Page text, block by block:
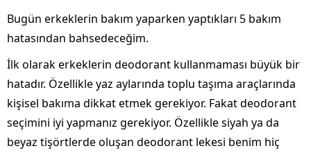
Bugün erkeklerin bakım yaparken yaptıkları 5 bakım
hatasından bahsedeceğim.
İlk olarak erkeklerin deodorant kullanmaması büyük bir
hatadır. Özellikle yaz aylarında toplu taşıma araçlarında
kişisel bakıma dikkat etmek gerekiyor. Fakat deodorant
seçimini iyi yapmanız gerekiyor. Özellikle siyah ya da
beyaz tişörtlerde oluşan deodorant lekesi benim hiç